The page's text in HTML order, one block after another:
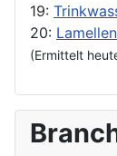
19:
20:
(Ermittelt